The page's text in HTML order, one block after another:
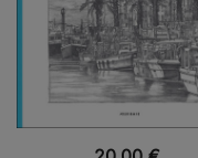
VUE RAPIDE